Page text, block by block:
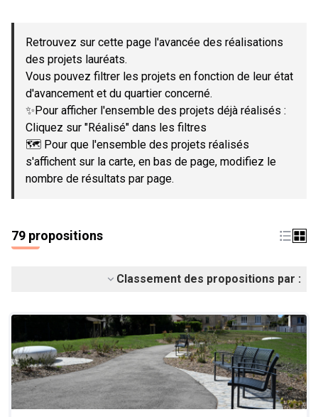
−
Retrouvez sur cette page l'avancée des réalisations
des projets lauréats.
Vous pouvez filtrer les projets en fonction de leur état
d'avancement et du quartier concerné.
✨Pour afficher l'ensemble des projets déjà réalisés :
Cliquez sur "Réalisé" dans les filtres
🗺️ Pour que l'ensemble des projets réalisés
s'affichent sur la carte, en bas de page, modifiez le
nombre de résultats par page.
79 propositions
Classement des propositions par :